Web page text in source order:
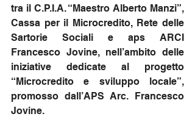
tra il C.P.I.A. “Maestro Alberto Manzi”,
Cassa per il Microcredito, Rete delle
Sartorie Sociali e aps ARCI
Francesco Jovine, nell’ambito delle
iniziative dedicate al progetto
“Microcredito e sviluppo locale”,
promosso dall’APS Arc. Francesco
Jovine.